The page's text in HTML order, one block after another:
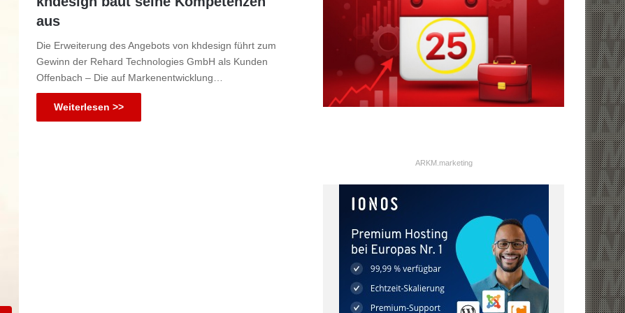
aus
Die Erweiterung des Angebots von khdesign führt zum
Gewinn der Rehard Technologies GmbH als Kunden
Offenbach – Die auf Markenentwicklung…
Weiterlesen >>
ARKM.marketing